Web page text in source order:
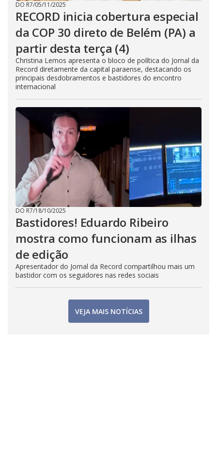
DO R7/05/11/2025
RECORD inicia cobertura especial
da COP 30 direto de Belém (PA) a
partir desta terça (4)
Christina Lemos apresenta o bloco de política do Jornal da
Record diretamente da capital paraense, destacando os
principais desdobramentos e bastidores do encontro
internacional
DO R7/18/10/2025
Bastidores! Eduardo Ribeiro
mostra como funcionam as ilhas
de edição
Apresentador do Jornal da Record compartilhou mais um
bastidor com os seguidores nas redes sociais
VEJA MAIS NOTÍCIAS